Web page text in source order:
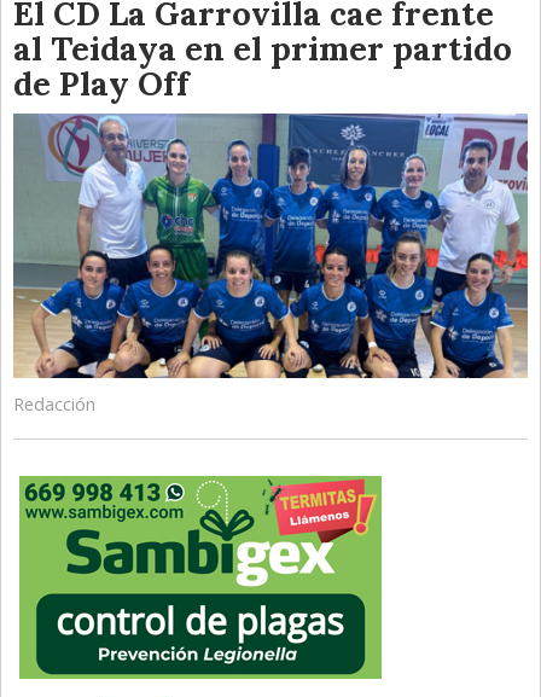
El CD La Garrovilla cae frente
al Teidaya en el primer partido
de Play Off
Redacción